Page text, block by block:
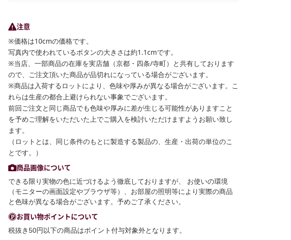
注意
※価格は10cmの価格です。
写真内で使われているボタンの大きさは約1.1cmです。
※当店、一部商品の在庫を実店舗（京都・四条/寺町）と共有しております
ので、ご注文頂いた商品が品切れになっている場合がございます。
※商品は入荷するロットにより、色味や厚みが異なる場合がございます。こ
れらは生産の都合上避けられない事象でございます。
前回ご注文と同じ商品でも色味や厚みに差が生じる可能性がありますこと
を予めご理解をいただいた上でご購入を検討いただけますようお願い致し
ます。
（ロットとは、同じ条件のもとに製造する製品の、生産・出荷の単位のこ
とです。）
商品画像について
できる限り実物の色に近づけるよう徹底しておりますが、 お使いの環境
（モニターの画面設定やブラウザ等）、お部屋の照明等により実際の商品
と色味が異なる場合がございます。予めご了承ください。
お買い物ポイントについて
税抜き50円以下の商品はポイント付与対象外となります。